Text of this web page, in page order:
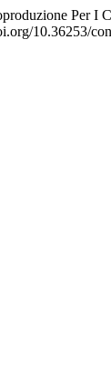
Per
10.36253/